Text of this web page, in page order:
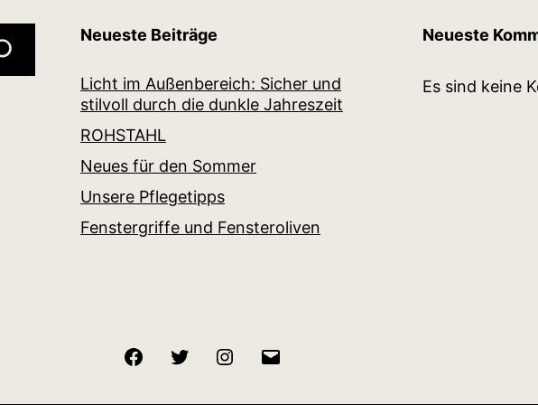
Neueste Beiträge
Licht im Außenbereich: Sicher und
stilvoll durch die dunkle Jahreszeit
ROHSTAHL
Neues für den Sommer
Unsere Pflegetipps
Fenstergriffe und Fensteroliven
Neueste
Es sind keine
FacebookTwitter Instagram